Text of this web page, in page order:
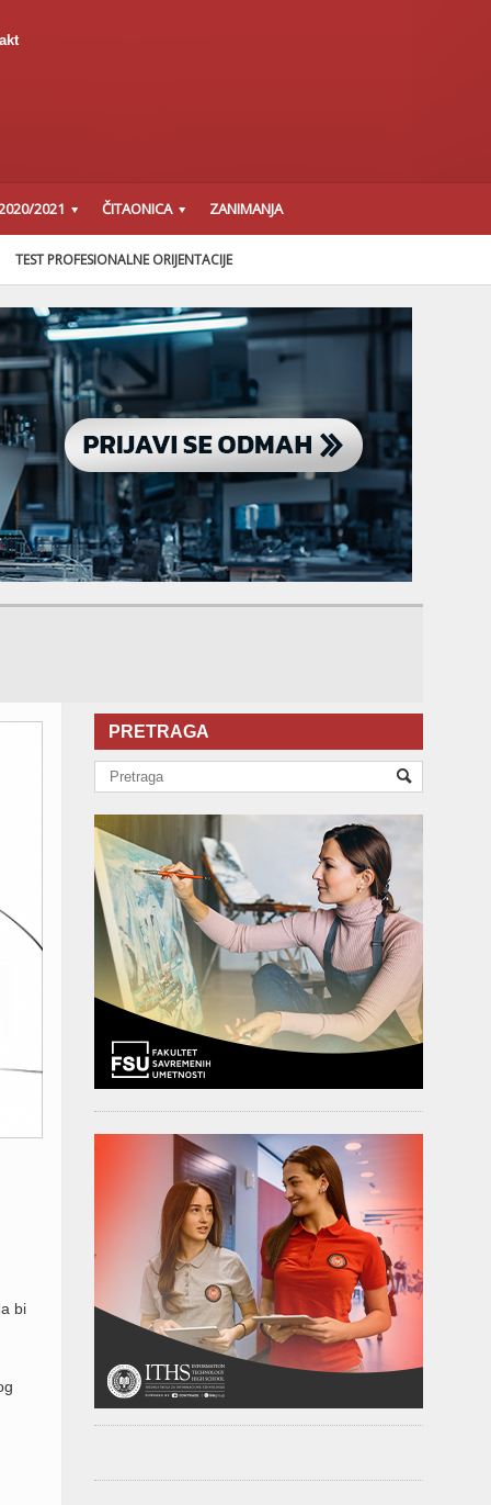
2021 ČITAONICA ZANIMANJA
TEST PROFESIONALNE ORIJENTACIJE
bi
PRETRAGA